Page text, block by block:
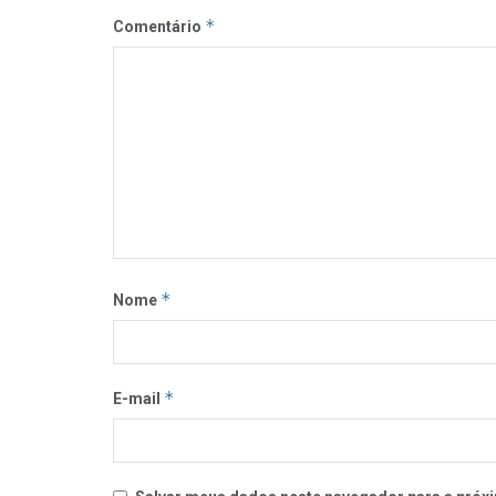
Comentário *
Nome *
E-mail *